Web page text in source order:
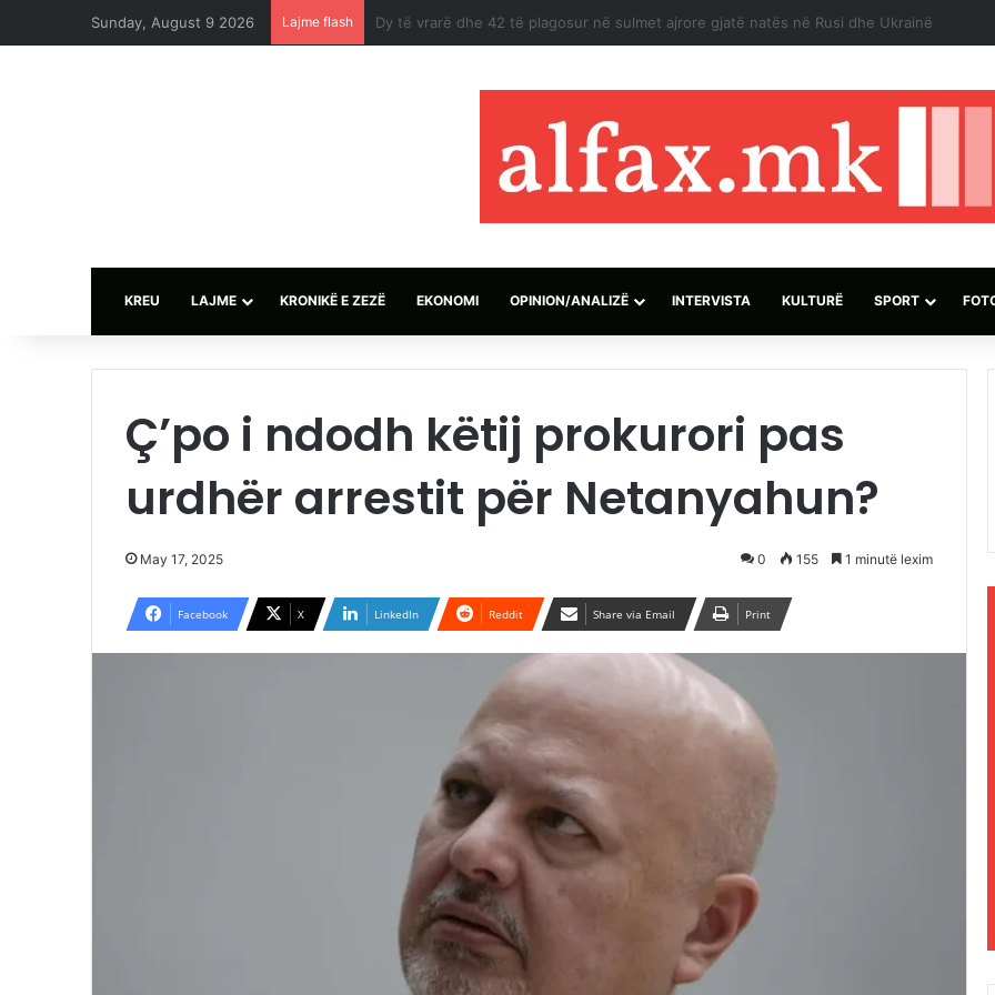
Sunday, August 9 2026 Lajme flash Omani dënon sulmin ndaj një cisterne në Ngushticën e Hormuzit
KREU LAJME KRONIKË E ZEZË EKONOMI OPINION/ANALIZË INTERVISTA KULTURË SPORT
Ç’po i ndodh këtij prokurori pas
urdhër arrestit për Netanyahun?
May 17, 2025 0 155 1 minutë lexim
Facebook X LinkedIn Reddit Share via Email Print